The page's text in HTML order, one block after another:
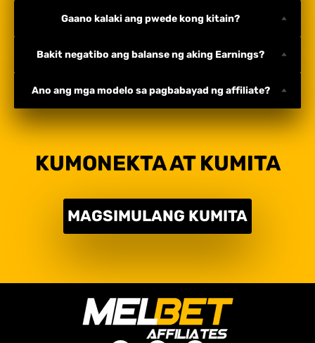
Gaano kalaki ang pwede kong kitain?
Bakit negatibo ang balanse ng aking Earnings?
Ano ang mga modelo sa pagbabayad ng affiliate?
KUMONEKTA AT KUMITA
MAGSIMULANG KUMITA